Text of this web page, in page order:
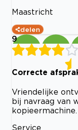
Maastricht
delen
9
Correcte
Vriendelijke
bij navraag van
kopieermachine.
Service